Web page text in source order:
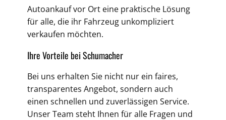
Autoankauf vor Ort eine praktische Lösung
für alle, die ihr Fahrzeug unkompliziert
verkaufen möchten.
Ihre Vorteile bei Schumacher
Bei uns erhalten Sie nicht nur ein faires,
transparentes Angebot, sondern auch
einen schnellen und zuverlässigen Service.
Unser Team steht Ihnen für alle Fragen und